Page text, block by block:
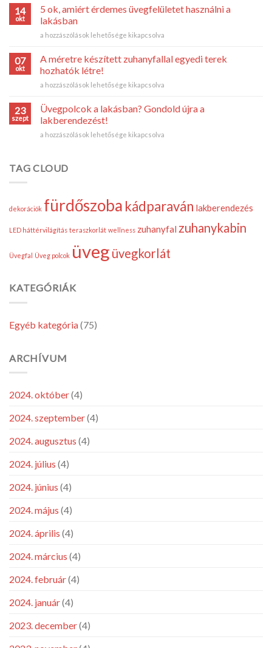
is
befutó!
Nem
csak
a
színeken
bejegyzéshez
14
okt
5 ok, amiért érdemes üvegfelületet használni a
lakásban
5
amiért
érdemes
üvegfelületet
használni
lakásban
bejegyzéshez
a hozzászólások lehetősége kikapcsolva
07
okt
A méretre készített zuhanyfallal egyedi terek
hozhatók létre!
A
készített
zuhanyfallal
egyedi
terek
bejegyzéshez
a hozzászólások lehetősége kikapcsolva
23
szept
Üvegpolcok a lakásban? Gondold újra a
lakberendezést!
Üvegpolcok
Gondold
bejegyzéshez
a hozzászólások lehetősége kikapcsolva
TAG CLOUD
dekorációk fürdőszoba kádparaván lakberendezés
LED háttérvilágítás teraszkorlát wellness zuhanyfal zuhanykabin
Üvegfal Üveg polcok üveg üvegkorlát
KATEGÓRIÁK
Egyéb kategória(75)
ARCHÍVUM
2024. október(4)
2024. szeptember(4)
2024. augusztus (4)
2024. július (4)
2024. június (4)
2024. május (4)
2024. április (4)
2024. március (4)
2024. február(4)
2024. január(4)
2023. december(4)